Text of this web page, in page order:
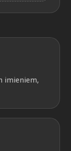
imieniem,